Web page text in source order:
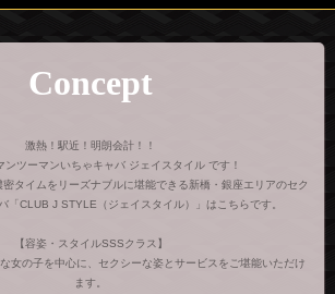
Concept
激熱！駅近！明朗会計！！
ンツーマンいちゃキャバ ジェイスタイル です！
タイムをリーズナブルに堪能できる新橋・銀座エリアのセク
「CLUB J STYLE（ジェイスタイル）」はこちらです。
【容姿・スタイルSSSクラス】
女の子を中心に、セクシーな姿とサービスをご堪能いただけ
ます。